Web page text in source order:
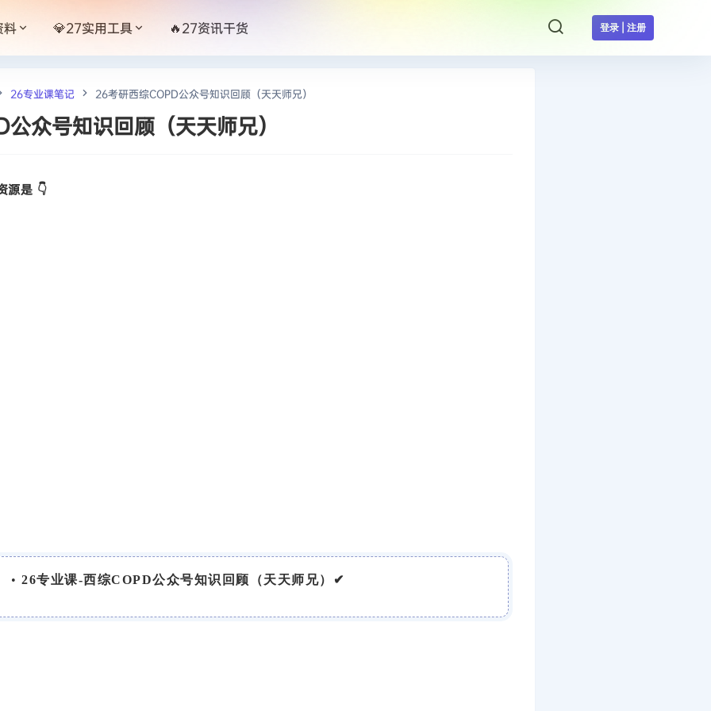
登录 | 注册
料 💎27实用工具 🔥27资讯干货
26专业课笔记 26考研西综COPD公众号知识回顾（天天师兄）
众号知识回顾（天天师兄）
源是 👇
• 26专业课-西综COPD公众号知识回顾（天天师兄）✔